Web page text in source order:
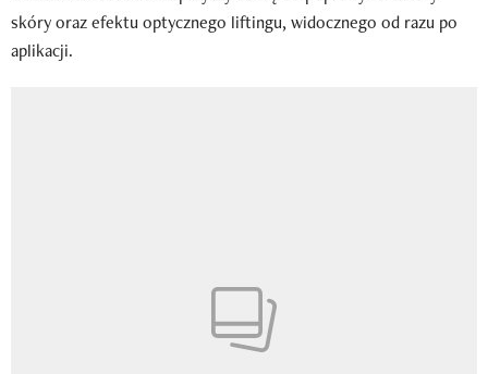
skóry oraz efektu optycznego liftingu, widocznego od razu po
aplikacji.